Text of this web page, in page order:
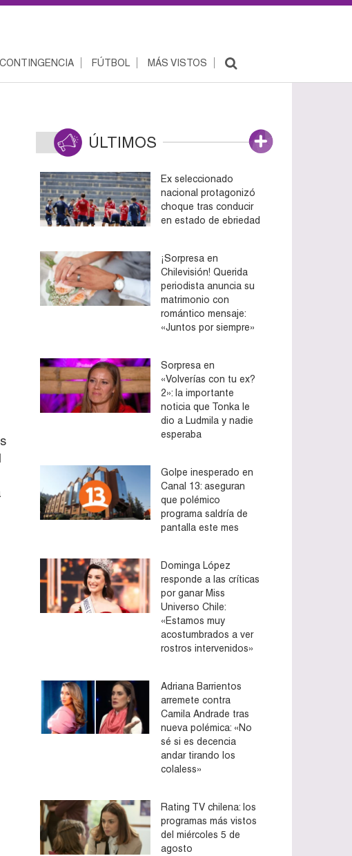
CONTINGENCIA FÚTBOL MÁS VISTOS
ÚLTIMOS
Ex seleccionado
nacional protagonizó
choque tras conducir
en estado de ebriedad
¡Sorpresa en
Chilevisión! Querida
periodista anuncia su
matrimonio con
romántico mensaje:
«Juntos por siempre»
Sorpresa en
«Volverías con tu ex?
2»: la importante
noticia que Tonka le
dio a Ludmila y nadie
esperaba
Golpe inesperado en
Canal 13: aseguran
que polémico
programa saldría de
pantalla este mes
Dominga López
responde a las críticas
por ganar Miss
Universo Chile:
«Estamos muy
acostumbrados a ver
rostros intervenidos»
Adriana Barrientos
arremete contra
Camila Andrade tras
nueva polémica: «No
sé si es decencia
andar tirando los
colaless»
Rating TV chilena: los
programas más vistos
del miércoles 5 de
agosto